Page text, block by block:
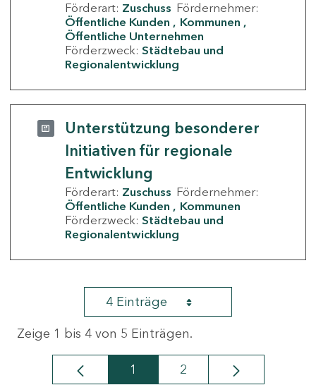
Förderart: Zuschuss Fördernehmer:
Öffentliche Kunden
Kommunen
Öffentliche Unternehmen
Förderzweck: Städtebau und
Regionalentwicklung
Unterstützung besonderer
Initiativen für regionale
Entwicklung
Förderart: Zuschuss Fördernehmer:
Öffentliche Kunden
Kommunen
Förderzweck: Städtebau und
Regionalentwicklung
4 Einträge
Zeige 1 bis 4 von 5 Einträgen.
Seite
1 Seite
2